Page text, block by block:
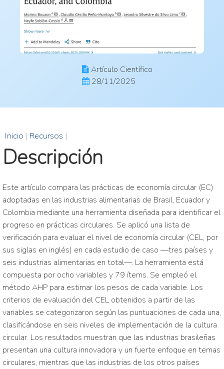
Artículo Científico
28/11/2025
Inicio | Recursos |
Descripción
Este artículo compara las prácticas de economía circular (EC)
adoptadas en las industrias alimentarias de Brasil, Ecuador y
Colombia mediante una herramienta diseñada para identificar el
progreso en prácticas circulares. Se aplicó una lista de
verificación para evaluar el nivel de economía circular (CEL, por
sus siglas en inglés) en cada estudio de caso —tres países y
seis industrias alimentarias en total—. La herramienta está
compuesta por ocho variables y 79 ítems. Se empleó el
método AHP para estimar los pesos de cada variable. Los
criterios de evaluación del CEL obtenidos a partir de las
variables se categorizaron según las puntuaciones de cada una,
clasificándose en seis niveles de implementación de la cultura
circular. Los resultados muestran que las industrias brasileñas
presentan una cultura innovadora y un fuerte enfoque en temas
circulares, mientras que las industrias de los otros países